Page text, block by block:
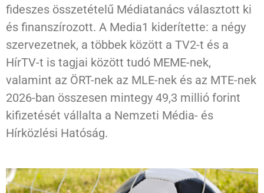
fideszes összetételű Médiatanács választott ki
és finanszírozott. A Media1 kiderítette: a négy
szervezetnek, a többek között a TV2-t és a
HírTV-t is tagjai között tudó MEME-nek,
valamint az ÖRT-nek az MLE-nek és az MTE-nek
2026-ban összesen mintegy 49,3 millió forint
kifizetését vállalta a Nemzeti Média- és
Hírközlési Hatóság.